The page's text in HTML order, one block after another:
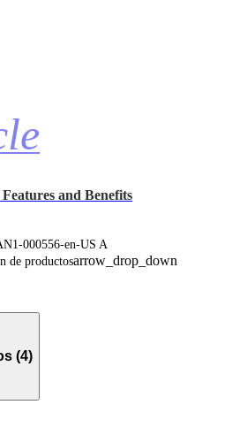
and Benefits
000556-en-US A
de productosarrow_drop_down
(4)